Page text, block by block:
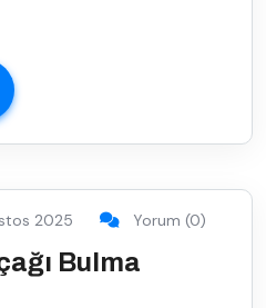
2025 Yorum (0)
Bulma